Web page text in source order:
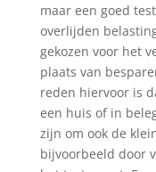
maar een goed
overlijden
gekozen voor het
plaats van
reden hiervoor is
een huis of in
zijn om ook de
bijvoorbeeld door